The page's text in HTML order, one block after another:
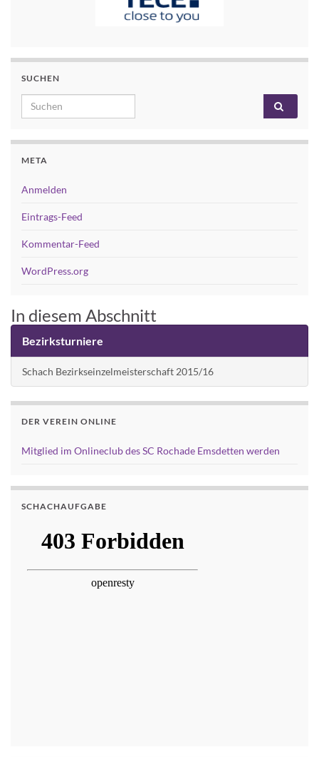
SUCHEN
Search for:
META
Anmelden
Eintrags-Feed
Kommentar-Feed
WordPress.org
In diesem Abschnitt
Bezirksturniere
Schach Bezirkseinzelmeisterschaft 2015/16
DER VEREIN ONLINE
Mitglied im Onlineclub des SC Rochade Emsdetten werden
SCHACHAUFGABE